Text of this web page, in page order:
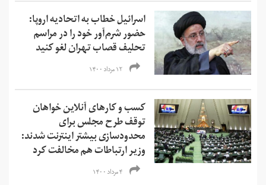
اسرائیل خطاب به اتحادیه اروپا:
حضور شرم‌آور خود را در مراسم
تحلیف قصاب تهران لغو کنید
۱۲ مرداد ۱۴۰۰
کسب و کارهای آنلاین خواهان
توقف طرح مجلس برای
محدودسازی بیشتر اینترنت شدند:
وزیر ارتباطات هم مخالفت کرد
۴ مرداد ۱۴۰۰